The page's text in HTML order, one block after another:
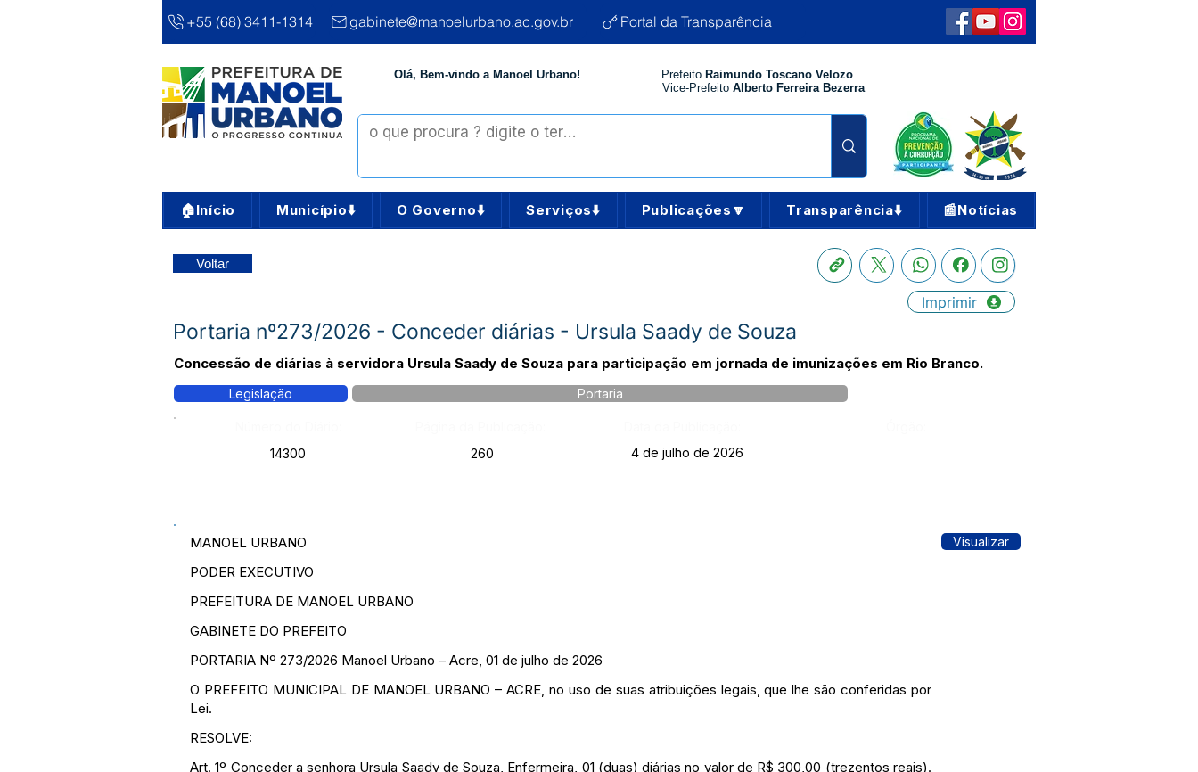
+55 (68) 3411-1314 gabinete@manoelurbano.ac.gov.br Portal da Transparência
Olá, Bem-vindo a Manoel Urbano! Prefeito Raimundo Toscano Velozo
Vice-Prefeito Alberto Ferreira Bezerra
🏠Início Município⬇️ O Governo⬇️ Serviços⬇️ Publicações🔽 Transparência⬇️ 📰Notícias
Voltar
Imprimir
Portaria nº273/2026 - Conceder diárias - Ursula Saady de Souza
Concessão de diárias à servidora Ursula Saady de Souza para participação em jornada de imunizações em Rio Branco.
Legislação Portaria
14300
260 4 de julho de 2026
MANOEL URBANO
PODER EXECUTIVO
PREFEITURA DE MANOEL URBANO
GABINETE DO PREFEITO
PORTARIA Nº 273/2026 Manoel Urbano – Acre, 01 de julho de 2026
O PREFEITO MUNICIPAL DE MANOEL URBANO – ACRE, no uso de suas atribuições legais, que lhe são conferidas por
Lei.
RESOLVE:
Art. 1º Conceder a senhora Ursula Saady de Souza, Enfermeira, 01 (duas) diárias no valor de R$ 300,00 (trezentos reais).
Visualizar